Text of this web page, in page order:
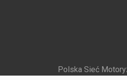
Polska Sieć